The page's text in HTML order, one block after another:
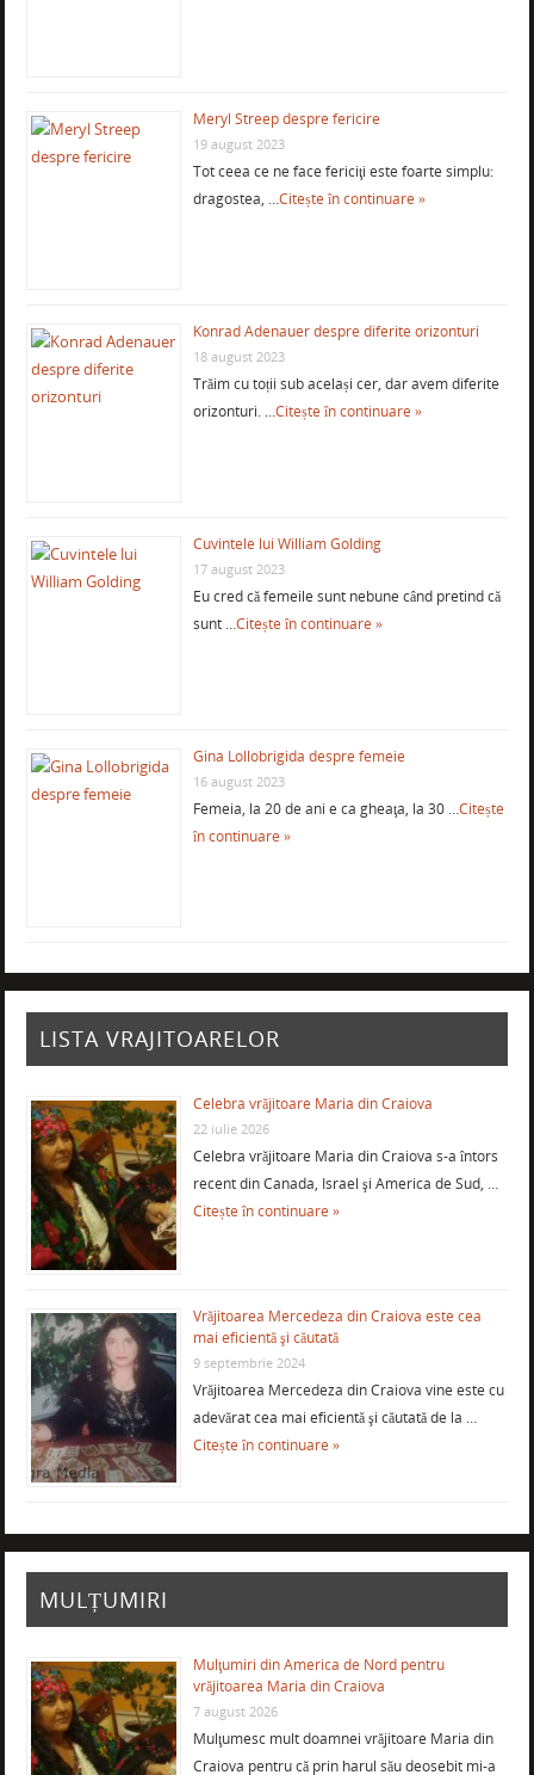
Meryl Streep despre fericire
19 august 2023
Tot ceea ce ne face fericiţi este foarte simplu:
dragostea, …Citește în continuare »
Konrad Adenauer despre diferite orizonturi
18 august 2023
Trăim cu toții sub același cer, dar avem diferite
orizonturi. …Citește în continuare »
Cuvintele lui William Golding
17 august 2023
Eu cred că femeile sunt nebune când pretind că
sunt …Citește în continuare »
Gina Lollobrigida despre femeie
16 august 2023
Femeia, la 20 de ani e ca gheaţa, la 30 …Citește
în continuare »
LISTA VRAJITOARELOR
Celebra vrăjitoare Maria din Craiova
22 iulie 2026
Celebra vrăjitoare Maria din Craiova s-a întors
recent din Canada, Israel şi America de Sud, …
Citește în continuare »
Vrăjitoarea Mercedeza din Craiova este cea
mai eficientă şi căutată
9 septembrie 2024
Vrăjitoarea Mercedeza din Craiova vine este cu
adevărat cea mai eficientă şi căutată de la …
Citește în continuare »
MULȚUMIRI
Mulţumiri din America de Nord pentru
vrăjitoarea Maria din Craiova
7 august 2026
Mulţumesc mult doamnei vrăjitoare Maria din
Craiova pentru că prin harul său deosebit mi-a